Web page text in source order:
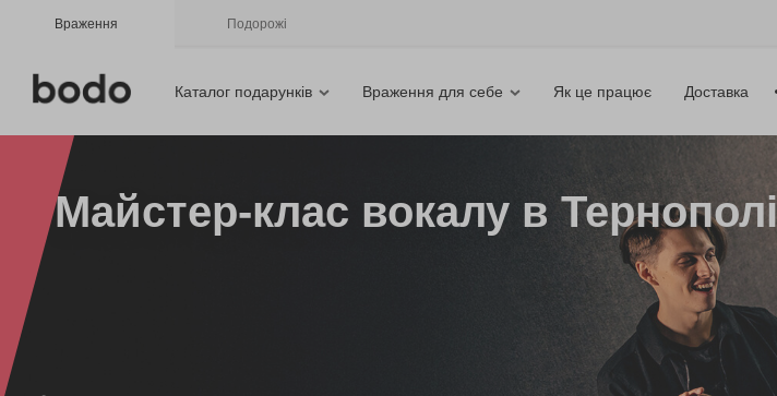
Враження Подорожі
Каталог подарунків Враження для себе Як це працює Доставка
Майстер-клас вокалу в Тернополі